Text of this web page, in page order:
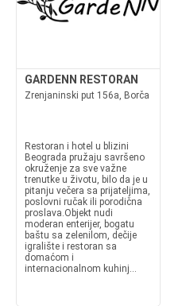
GARDENN RESTORAN
Zrenjaninski put 156a, Borča
Restoran i hotel u blizini
Beograda pružaju savršeno
okruženje za sve važne
trenutke u životu, bilo da je u
pitanju večera sa prijateljima,
poslovni ručak ili porodična
proslava.Objekt nudi
moderan enterijer, bogatu
baštu sa zelenilom, dečije
igralište i restoran sa
domaćom i
internacionalnom kuhinj...